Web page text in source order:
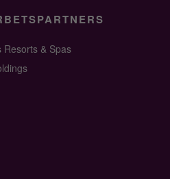
Resorts & Spas